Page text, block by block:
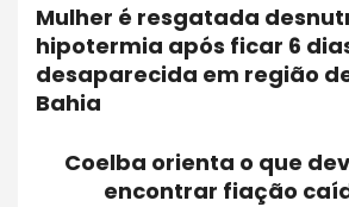
Mulher é resgatada
hipotermia após ficar 6
desaparecida em região
Bahia
Coelba orienta o que
encontrar fiação